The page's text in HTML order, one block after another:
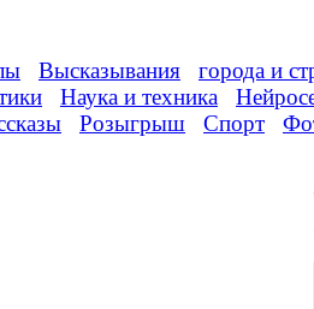
Высказывания города и
Наука и техника
Розыгрыш Спорт